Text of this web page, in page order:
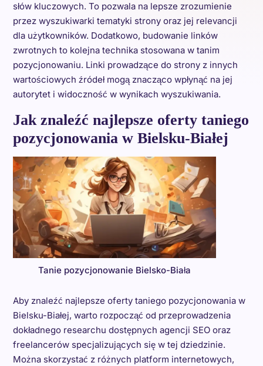
słów kluczowych. To pozwala na lepsze zrozumienie
przez wyszukiwarki tematyki strony oraz jej relevancji
dla użytkowników. Dodatkowo, budowanie linków
zwrotnych to kolejna technika stosowana w tanim
pozycjonowaniu. Linki prowadzące do strony z innych
wartościowych źródeł mogą znacząco wpłynąć na jej
autorytet i widoczność w wynikach wyszukiwania.
Jak znaleźć najlepsze oferty taniego
pozycjonowania w Bielsku-Białej
Tanie pozycjonowanie Bielsko-Biała
Aby znaleźć najlepsze oferty taniego pozycjonowania w
Bielsku-Białej, warto rozpocząć od przeprowadzenia
dokładnego researchu dostępnych agencji SEO oraz
freelancerów specjalizujących się w tej dziedzinie.
Można skorzystać z różnych platform internetowych,